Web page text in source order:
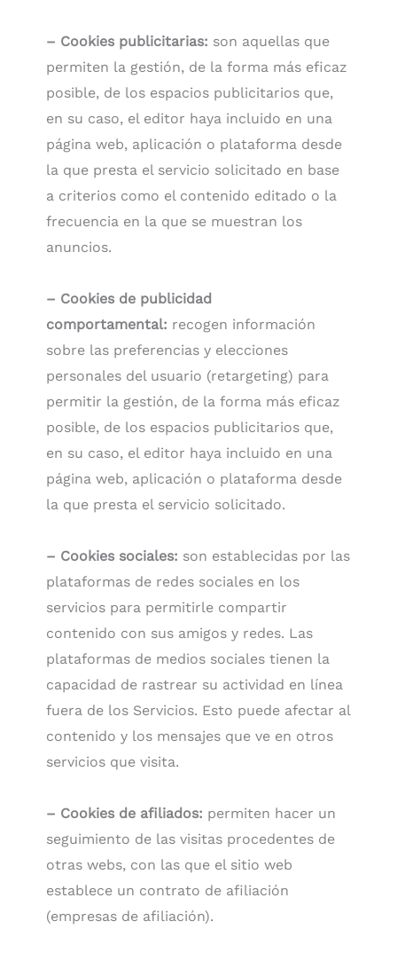
– Cookies publicitarias: son aquellas que
permiten la gestión, de la forma más eficaz
posible, de los espacios publicitarios que,
en su caso, el editor haya incluido en una
página web, aplicación o plataforma desde
la que presta el servicio solicitado en base
a criterios como el contenido editado o la
frecuencia en la que se muestran los
anuncios.
– Cookies de publicidad
comportamental: recogen información
sobre las preferencias y elecciones
personales del usuario (retargeting) para
permitir la gestión, de la forma más eficaz
posible, de los espacios publicitarios que,
en su caso, el editor haya incluido en una
página web, aplicación o plataforma desde
la que presta el servicio solicitado.
– Cookies sociales: son establecidas por las
plataformas de redes sociales en los
servicios para permitirle compartir
contenido con sus amigos y redes. Las
plataformas de medios sociales tienen la
capacidad de rastrear su actividad en línea
fuera de los Servicios. Esto puede afectar al
contenido y los mensajes que ve en otros
servicios que visita.
– Cookies de afiliados: permiten hacer un
seguimiento de las visitas procedentes de
otras webs, con las que el sitio web
establece un contrato de afiliación
(empresas de afiliación).